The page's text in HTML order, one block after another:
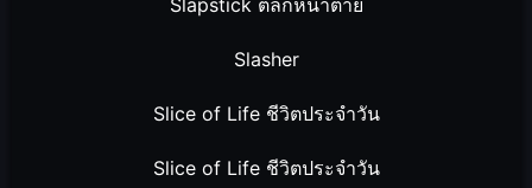
Slasher
Slice of Life ชีวิตประจำวัน
Slice of Life ชีวิตประจำวัน